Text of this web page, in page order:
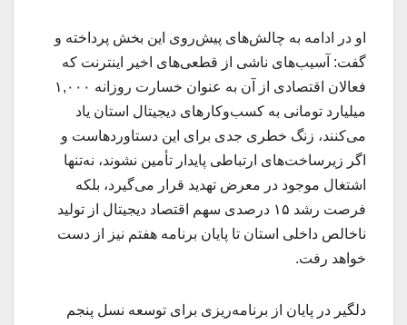
او در ادامه به چالش‌های پیش‌روی این بخش پرداخته و
گفت: آسیب‌های ناشی از قطعی‌های اخیر اینترنت که
فعالان اقتصادی از آن به عنوان خسارت روزانه ۱,۰۰۰
میلیارد تومانی به کسب‌وکارهای دیجیتال استان یاد
می‌کنند، زنگ خطری جدی برای این دستاوردهاست و
اگر زیرساخت‌های ارتباطی پایدار تأمین نشوند، نه‌تنها
اشتغال موجود در معرض تهدید قرار می‌گیرد، بلکه
فرصت رشد ۱۵ درصدی سهم اقتصاد دیجیتال از تولید
ناخالص داخلی استان تا پایان برنامه هفتم نیز از دست
خواهد رفت.
دلگیر در پایان از برنامه‌ریزی برای توسعه نسل پنجم